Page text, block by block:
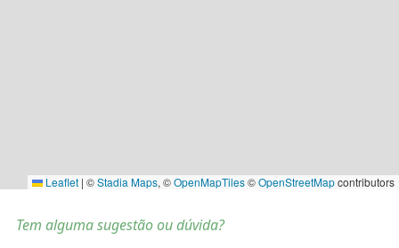
Leaflet | ©Stadia Maps, ©OpenMapTiles©OpenStreetMapcontributors
Tem alguma sugestão ou dúvida?